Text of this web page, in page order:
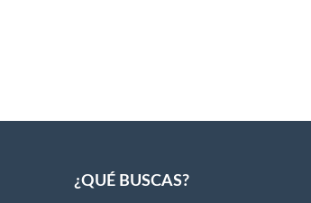
¿QUÉ BUSCAS?